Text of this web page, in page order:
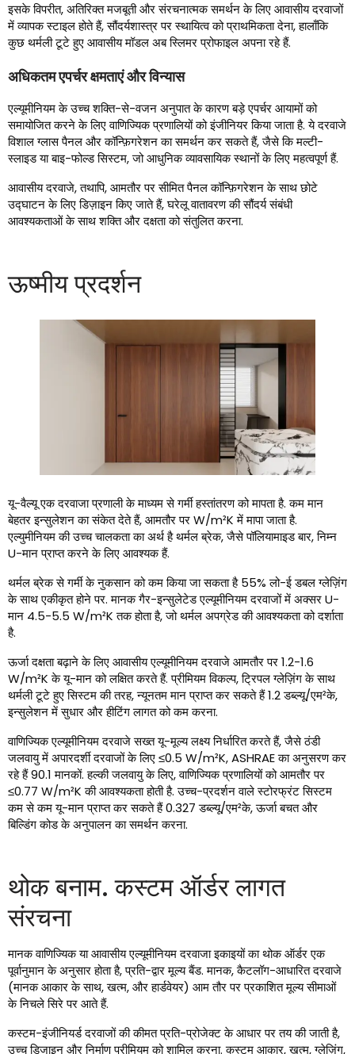
इसके विपरीत, अतिरिक्त मजबूती और संरचनात्मक समर्थन के लिए आवासीय दरवाजों
में व्यापक स्टाइल होते हैं, सौंदर्यशास्त्र पर स्थायित्व को प्राथमिकता देना, हालाँकि
कुछ थर्मली टूटे हुए आवासीय मॉडल अब स्लिमर प्रोफाइल अपना रहे हैं.
अधिकतम एपर्चर क्षमताएं और विन्यास
एल्यूमीनियम के उच्च शक्ति-से-वजन अनुपात के कारण बड़े एपर्चर आयामों को
समायोजित करने के लिए वाणिज्यिक प्रणालियों को इंजीनियर किया जाता है. ये दरवाजे
विशाल ग्लास पैनल और कॉन्फ़िगरेशन का समर्थन कर सकते हैं, जैसे कि मल्टी-
स्लाइड या बाइ-फोल्ड सिस्टम, जो आधुनिक व्यावसायिक स्थानों के लिए महत्वपूर्ण हैं.
आवासीय दरवाजे, तथापि, आमतौर पर सीमित पैनल कॉन्फ़िगरेशन के साथ छोटे
उद्घाटन के लिए डिज़ाइन किए जाते हैं, घरेलू वातावरण की सौंदर्य संबंधी
आवश्यकताओं के साथ शक्ति और दक्षता को संतुलित करना.
ऊष्मीय प्रदर्शन
यू-वैल्यू एक दरवाजा प्रणाली के माध्यम से गर्मी हस्तांतरण को मापता है. कम मान
बेहतर इन्सुलेशन का संकेत देते हैं, आमतौर पर W/m²K में मापा जाता है.
एल्युमीनियम की उच्च चालकता का अर्थ है थर्मल ब्रेक, जैसे पॉलियामाइड बार, निम्न
U-मान प्राप्त करने के लिए आवश्यक हैं.
थर्मल ब्रेक से गर्मी के नुकसान को कम किया जा सकता है 55% लो-ई डबल ग्लेज़िंग
के साथ एकीकृत होने पर. मानक गैर-इन्सुलेटेड एल्यूमीनियम दरवाजों में अक्सर U-
मान 4.5-5.5 W/m²K तक होता है, जो थर्मल अपग्रेड की आवश्यकता को दर्शाता
है.
ऊर्जा दक्षता बढ़ाने के लिए आवासीय एल्यूमीनियम दरवाजे आमतौर पर 1.2-1.6
W/m²K के यू-मान को लक्षित करते हैं. प्रीमियम विकल्प, ट्रिपल ग्लेज़िंग के साथ
थर्मली टूटे हुए सिस्टम की तरह, न्यूनतम मान प्राप्त कर सकते हैं 1.2 डब्ल्यू/एम²के,
इन्सुलेशन में सुधार और हीटिंग लागत को कम करना.
वाणिज्यिक एल्यूमीनियम दरवाजे सख्त यू-मूल्य लक्ष्य निर्धारित करते हैं, जैसे ठंडी
जलवायु में अपारदर्शी दरवाजों के लिए ≤0.5 W/m²K, ASHRAE का अनुसरण कर
रहे हैं 90.1 मानकों. हल्की जलवायु के लिए, वाणिज्यिक प्रणालियों को आमतौर पर
≤0.77 W/m²K की आवश्यकता होती है. उच्च-प्रदर्शन वाले स्टोरफ्रंट सिस्टम
कम से कम यू-मान प्राप्त कर सकते हैं 0.327 डब्ल्यू/एम²के, ऊर्जा बचत और
बिल्डिंग कोड के अनुपालन का समर्थन करना.
थोक बनाम. कस्टम ऑर्डर लागत
संरचना
मानक वाणिज्यिक या आवासीय एल्यूमीनियम दरवाजा इकाइयों का थोक ऑर्डर एक
पूर्वानुमान के अनुसार होता है, प्रति-द्वार मूल्य बैंड. मानक, कैटलॉग-आधारित दरवाजे
(मानक आकार के साथ, खत्म, और हार्डवेयर) आम तौर पर प्रकाशित मूल्य सीमाओं
के निचले सिरे पर आते हैं.
कस्टम-इंजीनियर्ड दरवाजों की कीमत प्रति-प्रोजेक्ट के आधार पर तय की जाती है,
उच्च डिजाइन और निर्माण प्रीमियम को शामिल करना. कस्टम आकार, खत्म, ग्लेज़िंग,